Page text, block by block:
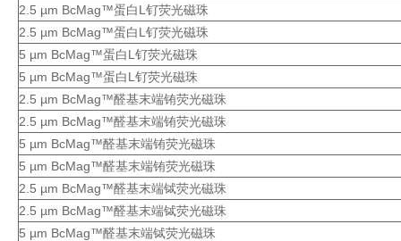
2.5 µm BcMag™蛋白L钌荧光磁珠
2.5 µm BcMag™蛋白L钌荧光磁珠
5 µm BcMag™蛋白L钌荧光磁珠
5 µm BcMag™蛋白L钌荧光磁珠
2.5 µm BcMag™醛基末端铕荧光磁珠
2.5 µm BcMag™醛基末端铕荧光磁珠
5 µm BcMag™醛基末端铕荧光磁珠
5 µm BcMag™醛基末端铕荧光磁珠
2.5 µm BcMag™醛基末端铽荧光磁珠
2.5 µm BcMag™醛基末端铽荧光磁珠
5 µm BcMag™醛基末端铽荧光磁珠